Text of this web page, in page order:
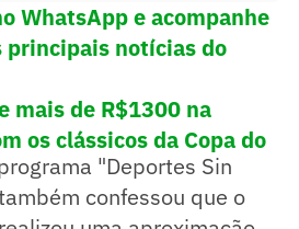
WhatsApp e acompanhe
principais notícias do
mais de R$1300 na
os clássicos da Copa do
"Deportes Sin
confessou que o